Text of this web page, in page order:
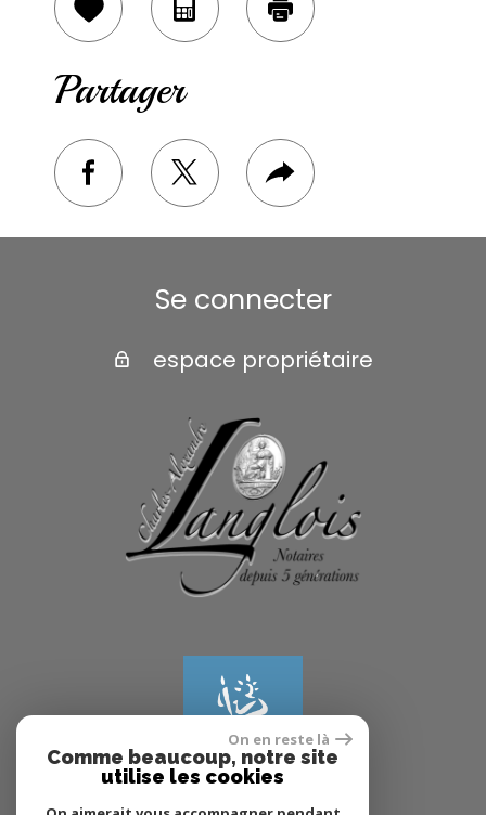
SélectionnerCalculatriceImprimer
Partager
facebooktwitterPlus
de
partage
Se connecter
espace propriétaire
On en reste là
Comme beaucoup, notre site
utilise les cookies